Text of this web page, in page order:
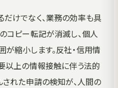
けでなく、業務の効率も具
コピー転記が消滅し、個人
縮小します。反社・信用情
以上の情報接触に伴う法的
された申請の検知が、人間の